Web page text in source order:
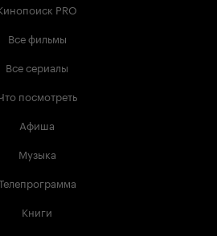
PRO
Все фильмы
Все сериалы
посмотреть
Афиша
Музыка
Книги